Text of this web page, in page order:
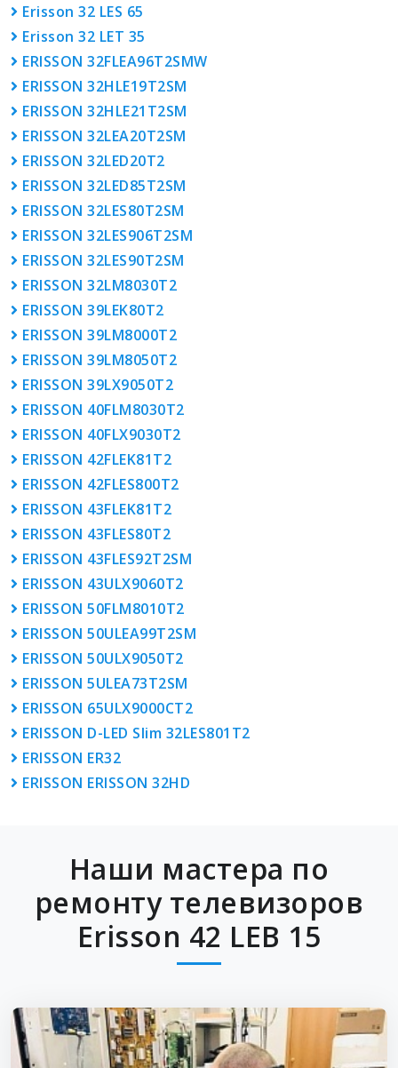
Erisson 32 LES 65
Erisson 32 LET 35
ERISSON 32FLEA96T2SMW
ERISSON 32HLE19T2SM
ERISSON 32HLE21T2SM
ERISSON 32LEA20T2SM
ERISSON 32LED20T2
ERISSON 32LED85T2SM
ERISSON 32LES80T2SM
ERISSON 32LES906T2SM
ERISSON 32LES90T2SM
ERISSON 32LM8030T2
ERISSON 39LEK80T2
ERISSON 39LM8000T2
ERISSON 39LM8050T2
ERISSON 39LX9050T2
ERISSON 40FLM8030T2
ERISSON 40FLX9030T2
ERISSON 42FLEK81T2
ERISSON 42FLES800T2
ERISSON 43FLEK81T2
ERISSON 43FLES80T2
ERISSON 43FLES92T2SM
ERISSON 43ULX9060T2
ERISSON 50FLM8010T2
ERISSON 50ULEA99T2SM
ERISSON 50ULX9050T2
ERISSON 5ULEA73T2SM
ERISSON 65ULX9000CT2
ERISSON D-LED Slim 32LES801T2
ERISSON ER32
ERISSON ERISSON 32HD
Наши мастера по
ремонту телевизоров
Erisson 42 LEB 15